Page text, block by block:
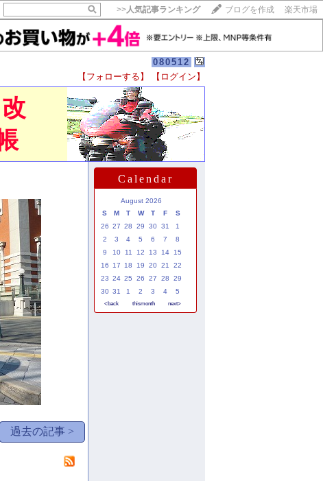
>>人気記事ランキング ブログを作成 楽天市場
080512
【フォローする】 【ログイン】
R12RT改
過去の記事 >
10秒滞在
いいね!
Calendar
August 2026
S
M T W T F
S
26 27 28 29 30 31
1
2
3 4 5 6 7
8
9
10 11 12 13 14
15
16
17 18 19 20 21
22
23 24 25 26 27 28
29
30 31 1 2 3 4 5
<back thismonth next>